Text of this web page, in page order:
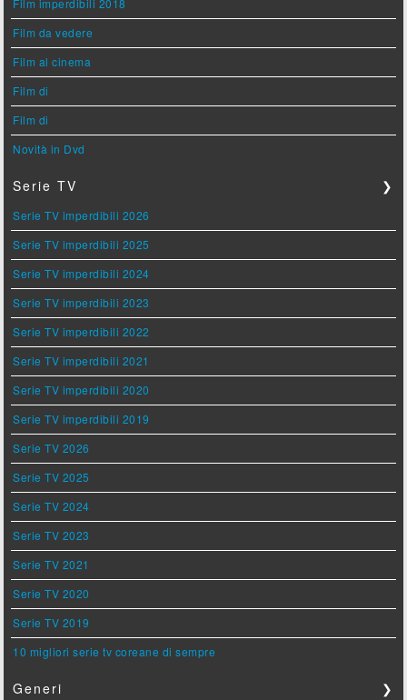
Film imperdibili 2018
Film da vedere
Film al cinema
Film di
Film di
Novità in Dvd
Serie TV ❯
Serie TV imperdibili 2026
Serie TV imperdibili 2025
Serie TV imperdibili 2024
Serie TV imperdibili 2023
Serie TV imperdibili 2022
Serie TV imperdibili 2021
Serie TV imperdibili 2020
Serie TV imperdibili 2019
Serie TV 2026
Serie TV 2025
Serie TV 2024
Serie TV 2023
Serie TV 2021
Serie TV 2020
Serie TV 2019
10 migliori serie tv coreane di sempre
Generi ❯